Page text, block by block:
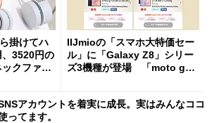
掛けてハ
3520円の
ックファ
IIJmioの「スマホ大特価セー
ル」に「Galaxy Z8」シリー
ズ3機種が登場 「moto g37
アカウントを着実に成長。実はみんなココ
ってます。